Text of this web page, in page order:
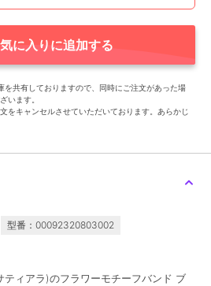
に入りに追加する
を共有しておりますので、同時にご注文があった場
います。
をキャンセルさせていただいております。あらかじ
型番：00092320803002
ィアラ)のフラワーモチーフバンド ブ